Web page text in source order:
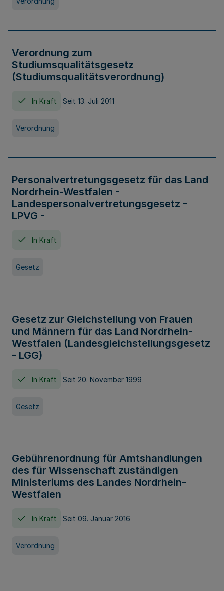
Verordnung zum
Studiumsqualitätsgesetz
(Studiumsqualitätsverordnung)
In Kraft Seit 13. Juli 2011
Verordnung
Personalvertretungsgesetz für das Land
Nordrhein-Westfalen -
Landespersonalvertretungsgesetz -
LPVG -
In Kraft
Gesetz
Gesetz zur Gleichstellung von Frauen
und Männern für das Land Nordrhein-
Westfalen (Landesgleichstellungsgesetz
- LGG)
In Kraft Seit 20. November 1999
Gesetz
Gebührenordnung für Amtshandlungen
des für Wissenschaft zuständigen
Ministeriums des Landes Nordrhein-
Westfalen
In Kraft Seit 09. Januar 2016
Verordnung